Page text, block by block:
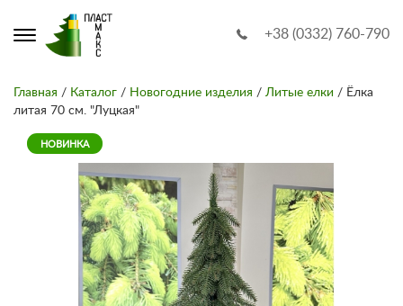
+38 (0332) 760-790
Главная / Каталог / Новогодние изделия / Литые елки / Ёлка
литая 70 см. "Луцкая"
НОВИНКА